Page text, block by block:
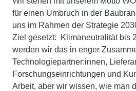
für einen Umbruch in der
uns im Rahmen der Strategie
Ziel gesetzt: Klimaneutralität bis
werden wir das in enger
Technologiepartner:innen,
Forschungseinrichtungen und
Arbeit, aber wir wissen, wie man